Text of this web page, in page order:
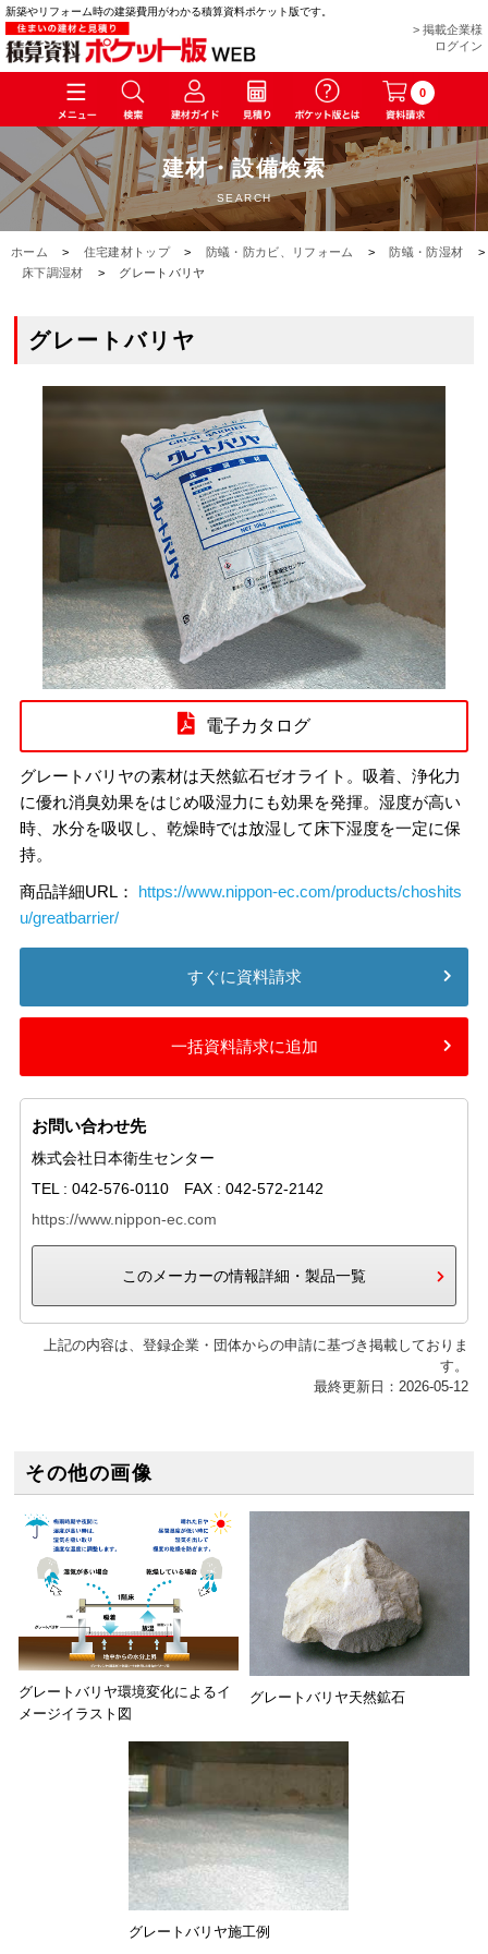
新築やリフォーム時の建築費用がわかる積算資料ポケット版です。
> 掲載企業様
ログイン
0
建材・設備検索
SEARCH
ホーム > 住宅建材トップ > 防蟻・防カビ、リフォーム > 防蟻・防湿材
>
床下調湿材
> グレートバリヤ
グレートバリヤ
電子カタログ
グレートバリヤの素材は天然鉱石ゼオライト。吸着、浄化力
に優れ消臭効果をはじめ吸湿力にも効果を発揮。湿度が高い
時、水分を吸収し、乾燥時では放湿して床下湿度を一定に保
持。
商品詳細URL： https://www.nippon-ec.com/products/choshits
u/greatbarrier/
すぐに資料請求
一括資料請求に追加
お問い合わせ先
株式会社日本衛生センター
TEL : 042-576-0110 FAX : 042-572-2142
https://www.nippon-ec.com
このメーカーの情報詳細・製品一覧
上記の内容は、登録企業・団体からの申請に基づき掲載しておりま
す。
最終更新日：2026-05-12
その他の画像
グレートバリヤ環境変化によるイ
メージイラスト図
グレートバリヤ天然鉱石
グレートバリヤ施工例